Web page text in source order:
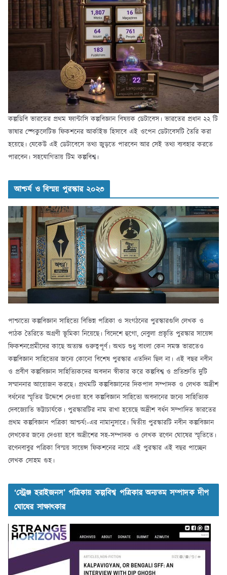
কল্পডিবি ভারতের প্রথম ফ্যান্টাসি কল্পবিজ্ঞান বিষয়ক ডেটাবেস। ভারতের প্রধান ২২ টি
ভাষার স্পেকুলেটিভ ফিকশনের আর্কাইভ হিসাবে এই ওপেন ডেটাবেসটি তৈরি করা
হয়েছে। যেকেউ এই ডেটাবেসে তথ্য জুড়তে পারবেন আর সেই তথ্য ব্যবহার করতে
পারবেন। সহযোগিতায় টিম কল্পবিশ্ব।
আশ্চর্য ও বিস্ময় পুরস্কার ২০২৩
পাশ্চাত্যে কল্পবিজ্ঞান সাহিত্যে বিভিন্ন পত্রিকা ও সংগঠনের পুরস্কারগুলি লেখক ও
পাঠক তৈরিতে অগ্রণী ভূমিকা নিয়েছে। বিদেশে হুগো, নেবুলা প্রভৃতি পুরস্কার সায়েন্স
ফিকশনপ্রেমীদের কাছে অত্যন্ত গুরুত্বপূর্ণ। অথচ শুধু বাংলা কেন সমস্ত ভারতেও
কল্পবিজ্ঞান সাহিত্যের জন্যে কোনো বিশেষ পুরস্কার এতদিন ছিল না। এই বছর নবীন
ও প্রবীণ কল্পবিজ্ঞান সাহিত্যিকদের অবদান স্বীকার করে কল্পবিশ্ব ও প্রতিশ্রুতি দুটি
সম্মাননার আয়োজন করছে। প্রথমটি কল্পবিজ্ঞানের দিকপাল সম্পাদক ও লেখক অদ্রীশ
বর্ধনের স্মৃতির উদ্দেশে দেওয়া হবে কল্পবিজ্ঞান সাহিত্যে অবদানের জন্যে সাহিত্যিক
দেবজ্যোতি ভট্টাচার্যকে। পুরস্কারটির নাম রাখা হয়েছে অদ্রীশ বর্ধন সম্পাদিত ভারতের
প্রথম কল্পবিজ্ঞান পত্রিকা আশ্চর্য!-এর নামানুসারে। দ্বিতীয় পুরস্কারটি নবীন কল্পবিজ্ঞান
লেখকের জন্যে দেওয়া হবে অদ্রীশের সহ-সম্পাদক ও লেখক রণেন ঘোষের স্মৃতিতে।
রণেনবাবুর পত্রিকা বিস্ময় সায়েন্স ফিকশনের নামে এই পুরস্কার এই বছর পাচ্ছেন
লেখক সোহম গুহ।
‘স্ট্রেঞ্জ হরাইজনস’ পত্রিকায় কল্পবিশ্ব পত্রিকার অন্যতম সম্পাদক দীপ
ঘোষের সাক্ষাৎকার